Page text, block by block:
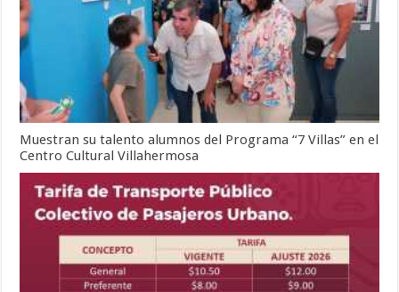
Muestran su talento alumnos del Programa “7 Villas” en el
Centro Cultural Villahermosa